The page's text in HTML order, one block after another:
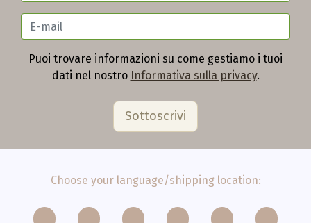
Puoi trovare informazioni su come gestiamo i tuoi
dati nel nostro Informativa sulla privacy.
Choose your language/shipping location: